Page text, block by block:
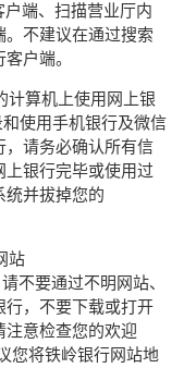
端、扫描营业厅内
不建议在通过搜索
户端。
算机上使用网上银
使用手机银行及微信
，请务必确认所有信
银行完毕或使用过
统并拔掉您的
站
不要通过不明网站、
行，不要下载或打开
意检查您的欢迎
您将铁岭银行网站地